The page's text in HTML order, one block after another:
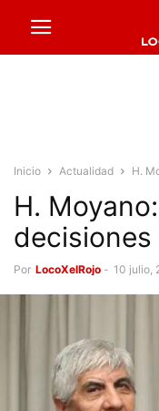
Inicio Actualidad H.
H.
decisiones
Por LocoXelRojo - 10 julio,